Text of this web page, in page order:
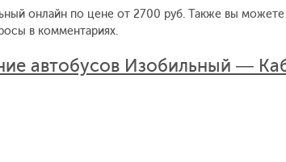
онлайн по цене от 2700 руб. Также вы
в комментариях.
автобусов Изобильный —